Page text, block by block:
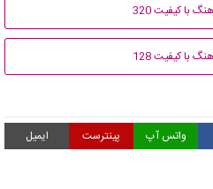
با کیفیت 320
با کیفیت 128
واتس آپ پینترست ایمیل